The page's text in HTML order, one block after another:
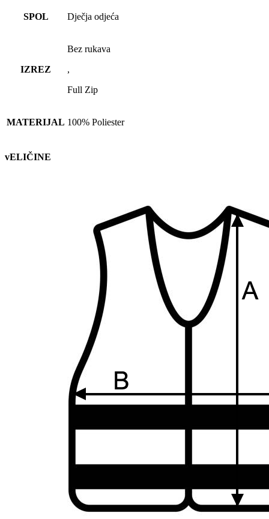
SPOL Dječja odjeća
IZREZ
Bez rukava
,
Full Zip
MATERIJAL 100% Poliester
vELIČINE